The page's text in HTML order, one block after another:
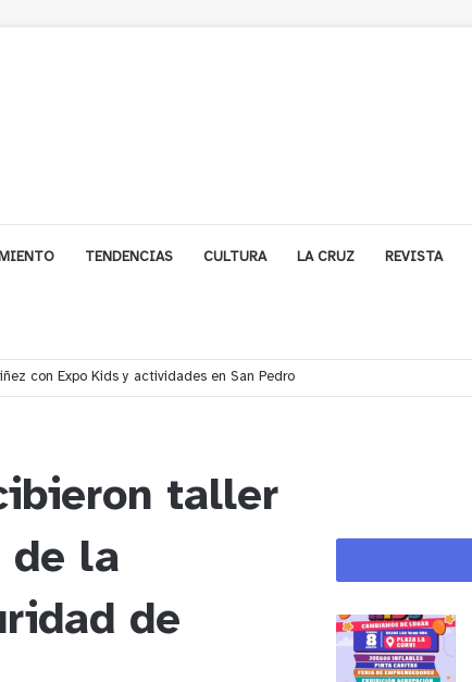
TENDENCIAS CULTURA LA CRUZ REVISTA
de $125 millones para mejorar el sector El Polígono
taller
de la
de